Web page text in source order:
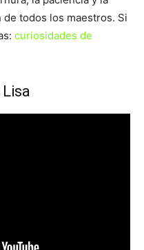
todos los maestros. Si
curiosidades de